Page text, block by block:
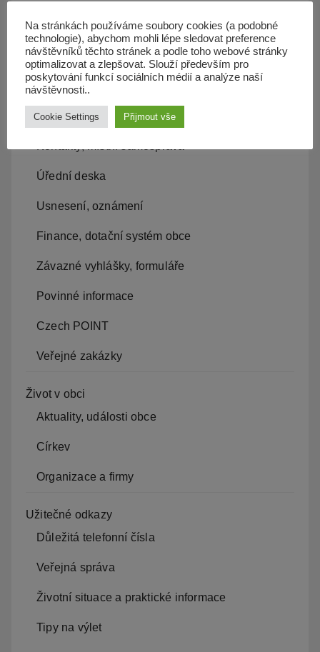
Územní plán
Občan server
Dopravní obslužnost
Obecní úřad
Úřední deska
Usnesení, oznámení
Finance, dotační systém obce
Závazné vyhlášky, formuláře
Povinné informace
Czech POINT
Veřejné zakázky
Život v obci
Aktuality, události obce
Církev
Organizace a firmy
Užitečné odkazy
Důležitá telefonní čísla
Veřejná správa
Životní situace a praktické informace
Tipy na výlet
Na stránkách používáme soubory cookies (a podobné
technologie), abychom mohli lépe sledovat preference
návštěvníků těchto stránek a podle toho webové stránky
optimalizovat a zlepšovat. Slouží především pro
poskytování funkcí sociálních médií a analýze naší
návštěvnosti..
Cookie Settings Přijmout vše